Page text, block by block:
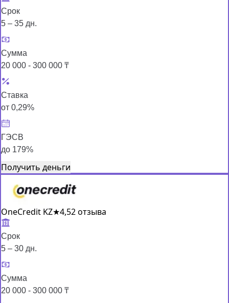
Срок
5 – 35 дн.
Сумма
20 000 - 300 000 ₸
Ставка
от 0,29%
ГЭСВ
до 179%
Получить деньги
OneCredit KZ★4,52 отзыва
Срок
5 – 30 дн.
Сумма
20 000 - 300 000 ₸